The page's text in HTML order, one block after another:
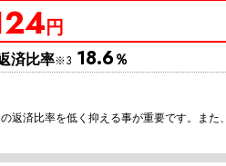
円
済比率※3 18.6％
済比率を低く抑える事が重要です。また